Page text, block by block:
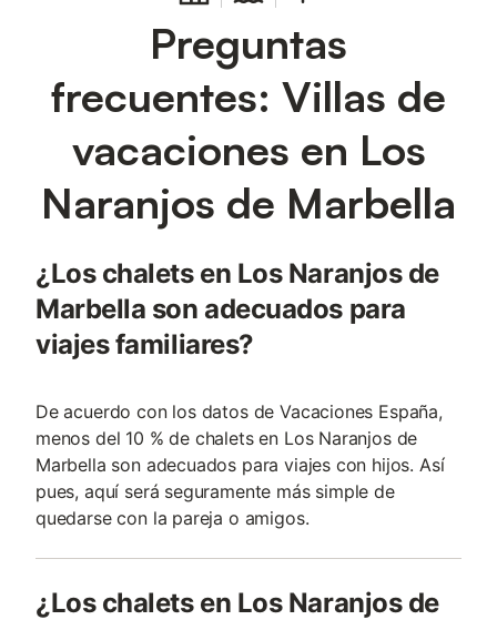
Preguntas
frecuentes: Villas de
vacaciones en Los
Naranjos de Marbella
¿Los chalets en Los Naranjos de
Marbella son adecuados para
viajes familiares?
De acuerdo con los datos de Vacaciones España,
menos del 10 % de chalets en Los Naranjos de
Marbella son adecuados para viajes con hijos. Así
pues, aquí será seguramente más simple de
quedarse con la pareja o amigos.
¿Los chalets en Los Naranjos de